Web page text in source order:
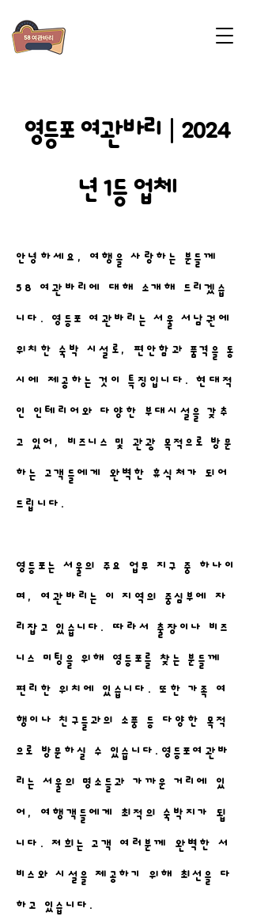
영등포 여관바리 | 2024
년 1등 업체
안녕하세요, 여행을 사랑하는 분들께
58 여관바리에 대해 소개해 드리겠습
니다. 영등포 여관바리는 서울 서남권에
위치한 숙박 시설로, 편안함과 품격을 동
시에 제공하는 것이 특징입니다. 현대적
인 인테리어와 다양한 부대시설을 갖추
고 있어, 비즈니스 및 관광 목적으로 방문
하는 고객들에게 완벽한 휴식처가 되어
드립니다.
영등포는 서울의 주요 업무 지구 중 하나이
며, 여관바리는 이 지역의 중심부에 자
리잡고 있습니다. 따라서 출장이나 비즈
니스 미팅을 위해 영등포를 찾는 분들께
편리한 위치에 있습니다. 또한 가족 여
행이나 친구들과의 소풍 등 다양한 목적
으로 방문하실 수 있습니다.영등포여관바
리는 서울의 명소들과 가까운 거리에 있
어, 여행객들에게 최적의 숙박지가 됩
니다. 저희는 고객 여러분께 완벽한 서
비스와 시설을 제공하기 위해 최선을 다
하고 있습니다.